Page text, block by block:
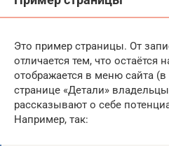
Это пример страницы. От
отличается тем, что остаётся
отображается в меню сайта
странице «Детали»
рассказывают о себе
Например, так: